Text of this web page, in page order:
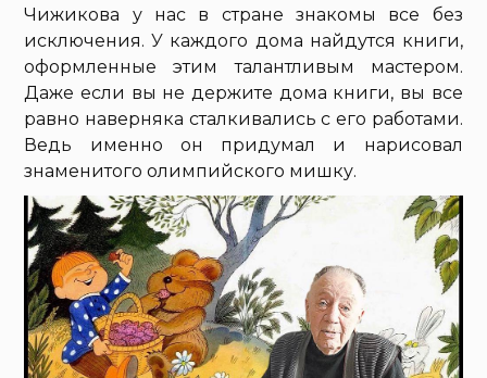
Чижикова у нас в стране знакомы все без
исключения. У каждого дома найдутся книги,
оформленные этим талантливым мастером.
Даже если вы не держите дома книги, вы все
равно наверняка сталкивались с его работами.
Ведь именно он придумал и нарисовал
знаменитого олимпийского мишку.